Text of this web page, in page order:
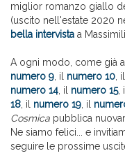
miglior romanzo giallo
(uscito nell'estate 2020
bella intervista a
A ogni modo, come già
numero 9 , il numero 10 , il
numero 14 , il numero 15, il
18 , il numero 19 , il
Cosmica pubblica
Ne siamo felici... e
seguire le prossime